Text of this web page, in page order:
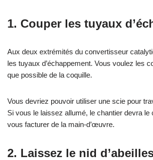
1. Couper les tuyaux
Aux deux extrémités du convertisseur
les tuyaux d’échappement. Vous voulez les
que possible de la coquille.
Vous devriez pouvoir utiliser une scie pour
Si vous le laissez allumé, le chantier devra le
vous facturer de la main-d’œuvre.
2. Laissez le nid